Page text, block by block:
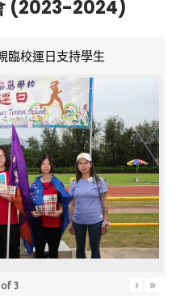
(2023-2024)
臨校運日支持學生
of3 › »